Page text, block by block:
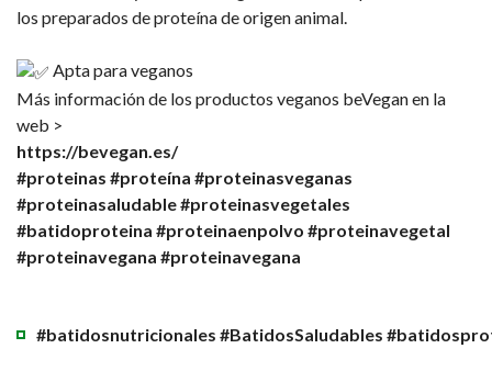
los preparados de proteína de origen animal.
Apta para veganos
Más información de los productos veganos beVegan en la
web >
https://bevegan.es/
#proteinas #proteína #proteinasveganas
#proteinasaludable#proteinasvegetales
#batidoproteina #proteinaenpolvo #proteinavegetal
#proteinavegana #proteinavegana
#batidosnutricionales #BatidosSaludables